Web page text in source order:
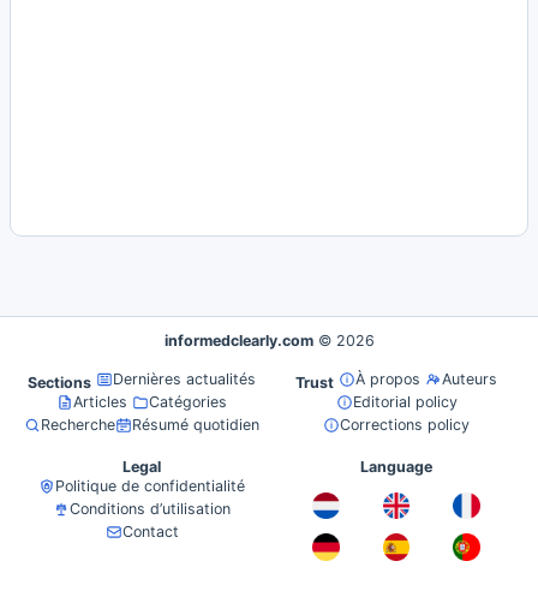
informedclearly.com © 2026
Sections
Dernières actualités
Articles
Catégories
Recherche
Résumé quotidien
Trust À propos
Auteurs
Editorial policy
Corrections policy
Legal
Politique de confidentialité
Conditions d’utilisation
Contact
Language